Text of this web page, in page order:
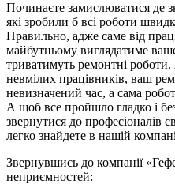
Починаєте замислюватися де
які зробили б всі роботи
Правильно, адже саме від
майбутньому виглядатиме
триватимуть ремонтні
невмілих працівників, ваш
невизначений час, а сама
А щоб все пройшло гладко і
звернутися до професіоналів
легко знайдете в нашій
Звернувшись до компанії
неприємностей: